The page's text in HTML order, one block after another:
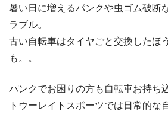
暑い日に増えるパンクや虫ゴム破断
ラブル。
古い自転車はタイヤごと交換したほ
も。。
パンクでお困りの方も自転車お持ち
トウーレイトスポーツでは日常的な